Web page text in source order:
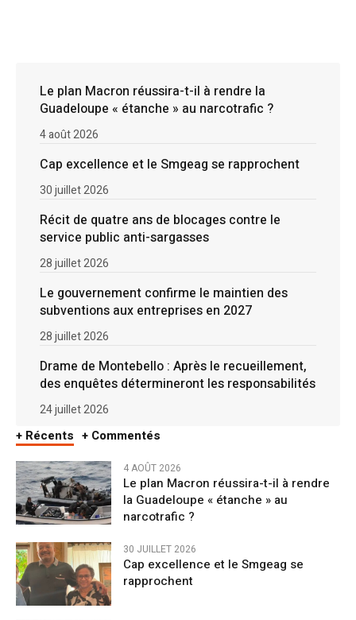
Le plan Macron réussira-t-il à rendre la
Guadeloupe « étanche » au narcotrafic ?
4 août 2026
Cap excellence et le Smgeag se rapprochent
30 juillet 2026
Récit de quatre ans de blocages contre le
service public anti-sargasses
28 juillet 2026
Le gouvernement confirme le maintien des
subventions aux entreprises en 2027
28 juillet 2026
Drame de Montebello : Après le recueillement,
des enquêtes détermineront les responsabilités
24 juillet 2026
+ Récents + Commentés
4 AOÛT 2026
Le plan Macron réussira-t-il à rendre
la Guadeloupe « étanche » au
narcotrafic ?
30 JUILLET 2026
Cap excellence et le Smgeag se
rapprochent